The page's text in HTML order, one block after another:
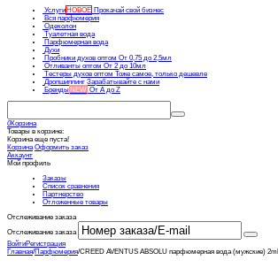
Услуги НОВОЕ Прокачай свой бизнес
Вся парфюмерия
Одеколон
Туалетная вода
Парфюмерная вода
Духи
Пробники духов оптом От 0,75 до 2,5мл
Отливанты оптом От 2 до 10мл
Тестеры духов оптом Тоже самое, только дешевле
Дропшиппинг Зарабатывайте с нами
Бренды NEW От А до Z
0Корзина
Товары в корзине:
Корзина еще пуста!
Корзина Оформить заказ
Аккаунт
Мой профиль
Заказы
Список сравнения
Партнерство
Отложенные товары
Отслеживание заказа
Отслеживание заказа
ВойтиРегистрация
Главная/Парфюмерия/CREED AVENTUS ABSOLU парфюмерная вода (мужские) 2ml